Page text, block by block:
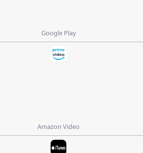
Google Play
Amazon Video